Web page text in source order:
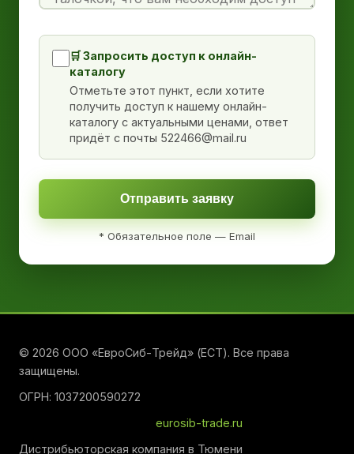
🛒 Запросить доступ к онлайн-
каталогу
Отметьте этот пункт, если хотите
получить доступ к нашему онлайн-
каталогу с актуальными ценами, ответ
придёт с почты 522466@mail.ru
Отправить заявку
* Обязательное поле — Email
© 2026 ООО «ЕвроСиб-Трейд» (ЕСТ). Все права
защищены.
ОГРН: 1037200590272
eurosib-trade.ru
Дистрибьюторская компания в Тюмени